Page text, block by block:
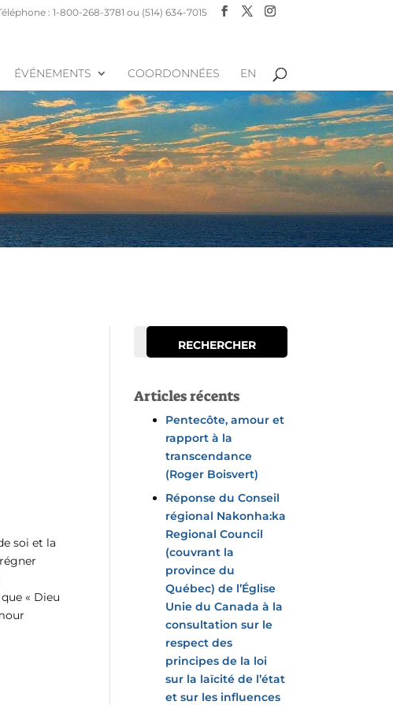
: 1-800-268-3781 ou (514) 634-7015
ÉVÉNEMENTS COORDONNÉES EN
soi et la
« Dieu
Articles récents
Pentecôte, amour et
rapport à la
transcendance
(Roger Boisvert)
Réponse du Conseil
régional Nakonha:ka
Regional Council
(couvrant la
province du
Québec) de l’Église
Unie du Canada à la
consultation sur le
respect des
principes de la loi
sur la laïcité de l’état
et sur les influences